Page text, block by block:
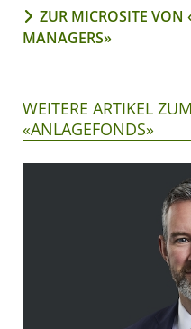
ZUR MICROSITE VON
MANAGERS»
WEITERE ARTIKEL
«ANLAGEFONDS»